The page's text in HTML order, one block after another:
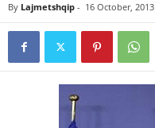
By Lajmetshqip - 16 October, 2013